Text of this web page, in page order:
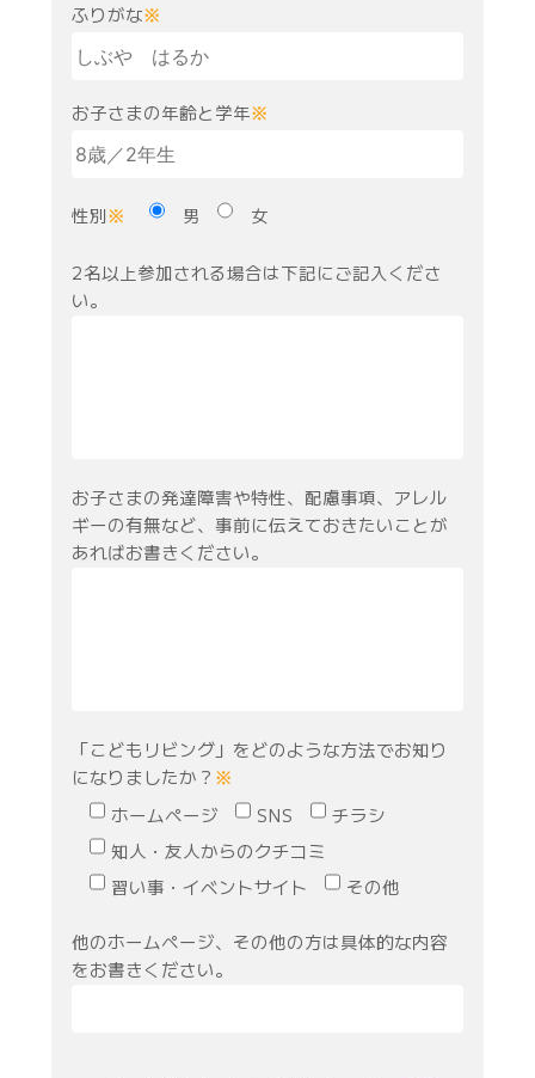
ふりがな※
お子さまの年齢と学年※
性別※ 男 女
2名以上参加される場合は下記にご記入くださ
い。
お子さまの発達障害や特性、配慮事項、アレル
ギーの有無など、事前に伝えておきたいことが
あればお書きください。
「こどもリビング」をどのような方法でお知り
になりましたか？ ※
ホームページ SNS
チラシ
知人・友人からのクチコミ
習い事・イベントサイト
その他
他のホームページ、その他の方は具体的な内容
をお書きください。